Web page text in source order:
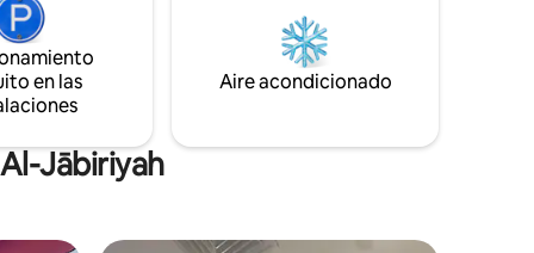
Nota importante: Solo para familias, no
se permiten hombres jóvenes.
en las
Aire acondicionado
Jābiriyah